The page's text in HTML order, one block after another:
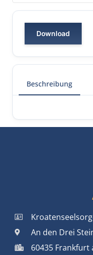
Download
Beschreibung
An den Drei
60435 Frankfurt